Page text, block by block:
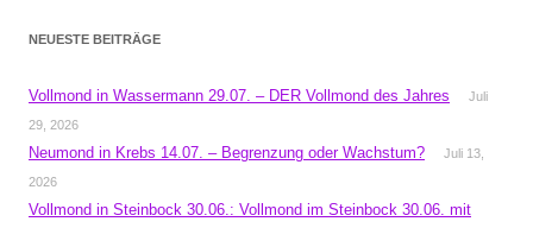
NEUESTE BEITRÄGE
Vollmond in Wassermann 29.07. – DER Vollmond des Jahres
Juli
29, 2026
Neumond in Krebs 14.07. – Begrenzung oder Wachstum?
Juli 13,
2026
Vollmond in Steinbock 30.06.: Vollmond im Steinbock 30.06. mit